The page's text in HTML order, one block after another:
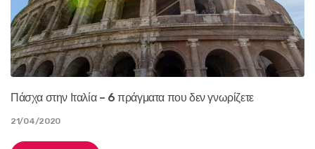
Πάσχα στην Ιταλία – 6 πράγματα που δεν γνωρίζετε
21/04/2020